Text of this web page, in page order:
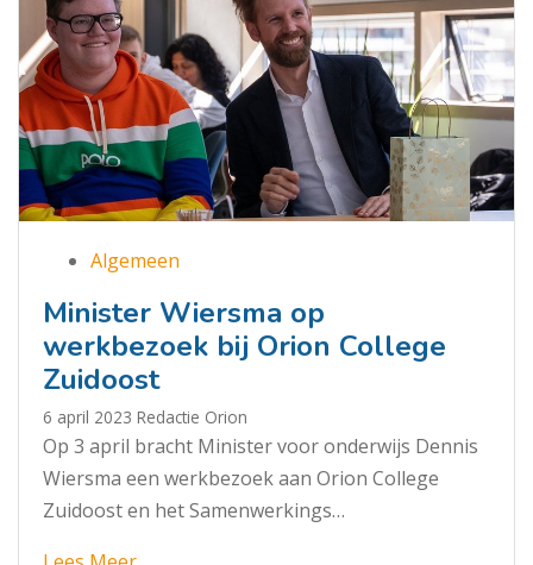
Algemeen
Minister Wiersma op
werkbezoek bij Orion College
Zuidoost
6 april 2023 Redactie Orion
Op 3 april bracht Minister voor onderwijs Dennis
Wiersma een werkbezoek aan Orion College
Zuidoost en het Samenwerkings…